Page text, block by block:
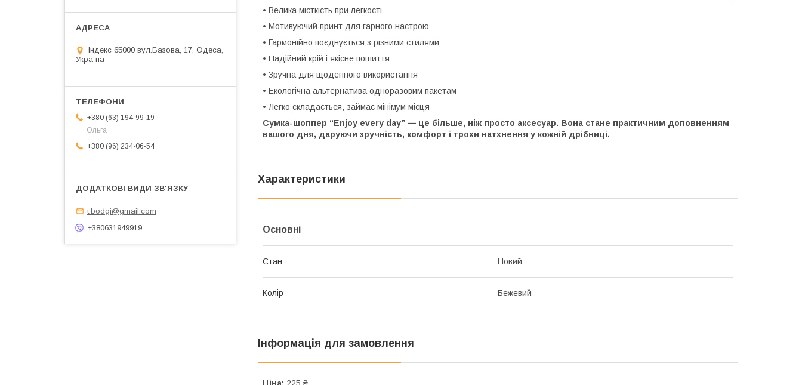
• Велика місткість при легкості
• Мотивуючий принт для гарного настрою
• Гармонійно поєднується з різними стилями
• Надійний крій і якісне пошиття
• Зручна для щоденного використання
• Екологічна альтернатива одноразовим пакетам
• Легко складається, займає мінімум місця
Сумка-шоппер “Enjoy every day” — це більше, ніж просто аксесуар. Вона стане практичним доповненням
вашого дня, даруючи зручність, комфорт і трохи натхнення у кожній дрібниці.
Характеристики
Основні
Стан Новий
Колір Бежевий
Інформація для замовлення
Ціна: 225 ₴
Індекс 65000 вул.Базова, 17, Одеса,
Україна
+380 (63) 194-99-19
Ольга
+380 (96) 234-06-54
t.bodgi@gmail.com
+380631949919